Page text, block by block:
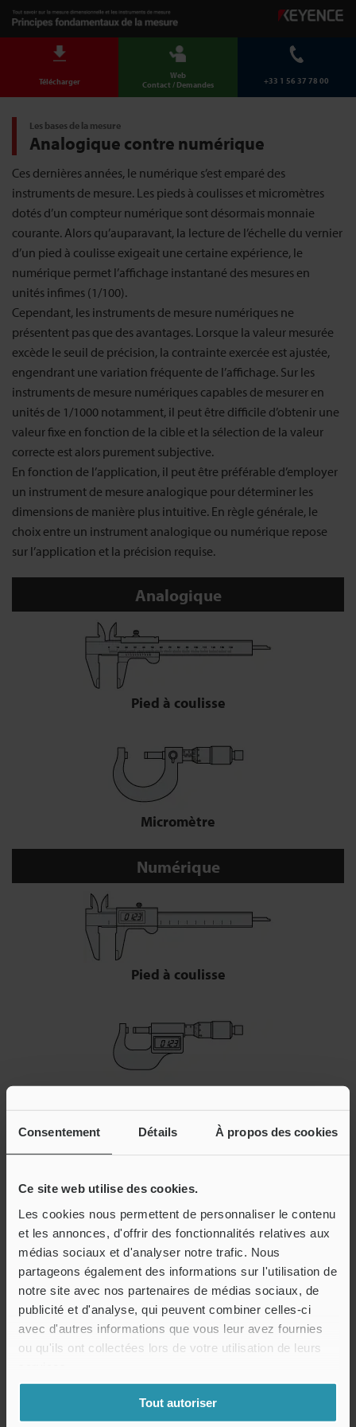
Consentement Détails À propos des cookies
Ce site web utilise des cookies.
Les cookies nous permettent de personnaliser le contenu
et les annonces, d'offrir des fonctionnalités relatives aux
médias sociaux et d'analyser notre trafic. Nous
partageons également des informations sur l'utilisation de
notre site avec nos partenaires de médias sociaux, de
publicité et d'analyse, qui peuvent combiner celles-ci
avec d'autres informations que vous leur avez fournies
ou qu'ils ont collectées lors de votre utilisation de leurs
Tout autoriser
Télécharger
Web
Contact / Demandes
+33 1 56 37 78 00
Les bases de la mesure
Analogique contre numérique
Ces dernières années, le numérique s’est emparé des
instruments de mesure. Les pieds à coulisses et micromètres
dotés d’un compteur numérique sont désormais monnaie
courante. Alors qu’auparavant, la lecture de l’échelle du vernier
d’un pied à coulisse exigeait une certaine expérience, le
numérique permet l’affichage instantané des mesures en
unités infimes (1/100).
Cependant, les instruments de mesure numériques ne
présentent pas que des avantages. Lorsque la valeur mesurée
excède le seuil de précision, la contrainte exercée est ajustée,
engendrant une variation fréquente de l’affichage. Sur les
instruments de mesure numériques capables de mesurer en
unités de 1/1000 notamment, il peut être difficile d’obtenir une
valeur fixe en fonction de la cible et la sélection de la valeur
correcte est alors purement subjective.
En fonction de l’application, il peut être préférable d’employer
un instrument de mesure analogique pour déterminer les
dimensions de manière plus intuitive. En règle générale, le
choix entre un instrument analogique ou numérique repose
sur l’application et la précision requise.
Analogique
Pied à coulisse
Micromètre
Numérique
Pied à coulisse
Les bases de la mesure
l’ajustement ?
Les bases de la mesure
INDEX
« Éliminez les variations entre
opérateurs »
Système de mesure dimensionnelle par
Mesurez automatiquement la pièce d’une simple
pression sur un bouton.